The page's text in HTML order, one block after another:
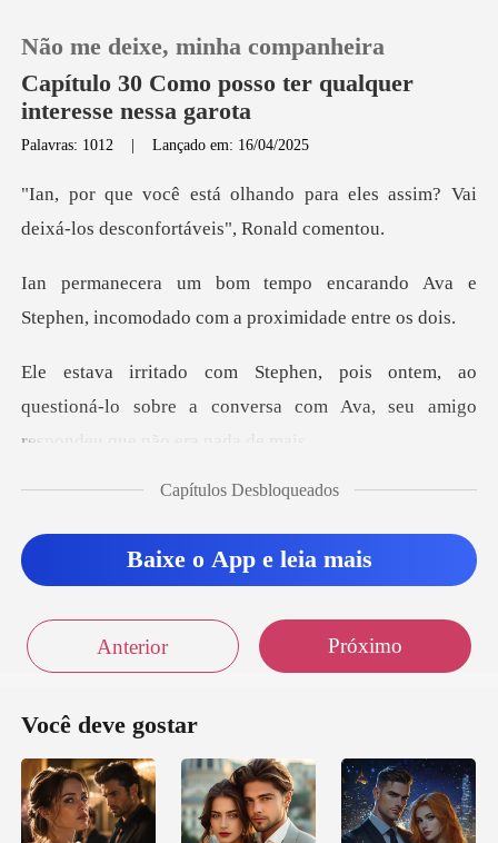
Loja
Histórico
Não me deixe, minha companheira
Capítulo 30 Como posso ter qualquer
interesse nessa garota
Palavras: 1012 |Lançado em: 16/04/2025
para eles assim? Vai
deixá-los d
arando Ava e
Stephen, incomodado
ao
questioná-lo sobre a conversa com Ava, s
ntan Capítulos Desbloqueados
Baixe o App e leia mais
Anterior Próximo
Você deve gostar